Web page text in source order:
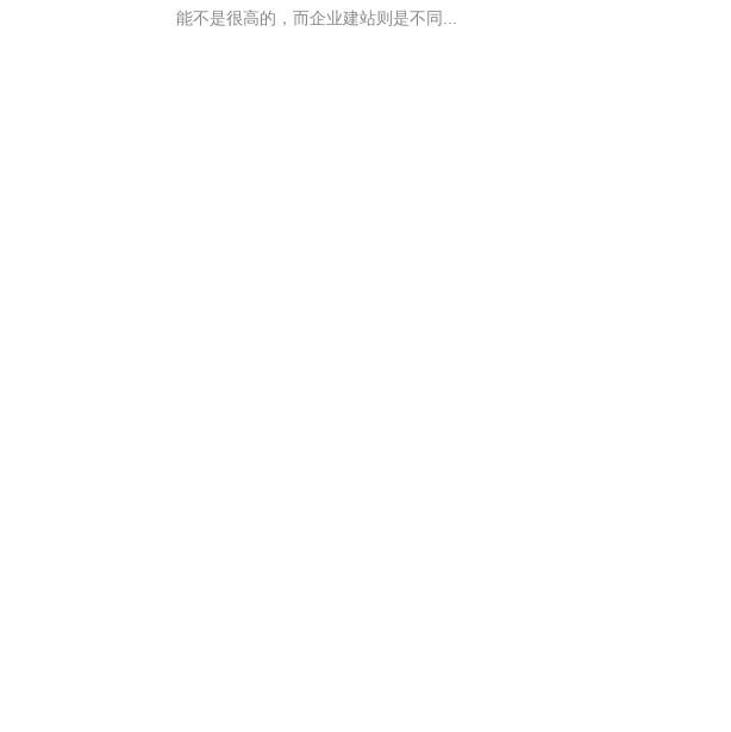
能不是很高的，而企业建站则是不同...